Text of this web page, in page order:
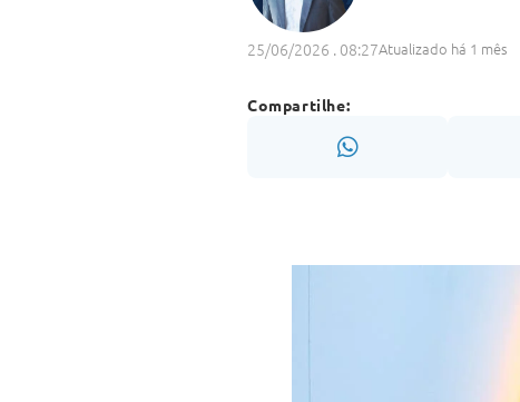
25/06/2026 . 08:27Atualizado há 1 mês
Compartilhe: